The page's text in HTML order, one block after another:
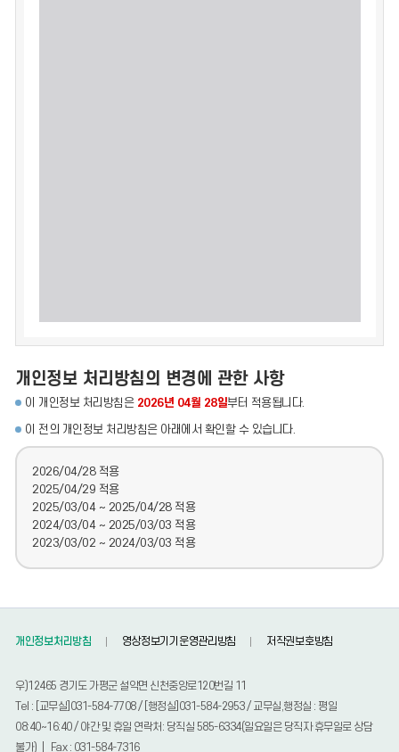
개인정보 처리방침의 변경에 관한 사항
이 개인정보 처리방침은 2026년 04월 28일부터 적용됩니다.
이 전의 개인정보 처리방침은 아래에서 확인할 수 있습니다.
2026/04/28 적용
2025/04/29 적용
2025/03/04 ~ 2025/04/28 적용
2024/03/04 ~ 2025/03/03 적용
2023/03/02 ~ 2024/03/03 적용
개인정보처리방침 영상정보기기운영관리방침 저작권보호방침
우)12465 경기도 가평군 설악면 신천중앙로120번길 11
Tel : [교무실]031-584-7708 / [행정실]031-584-2953 / 교무실,행정실 : 평일
08:40~16:40 / 야간 및 휴일 연락처: 당직실 585-6334(일요일은 당직자 휴무일로 상담
불가) | Fax : 031-584-7316